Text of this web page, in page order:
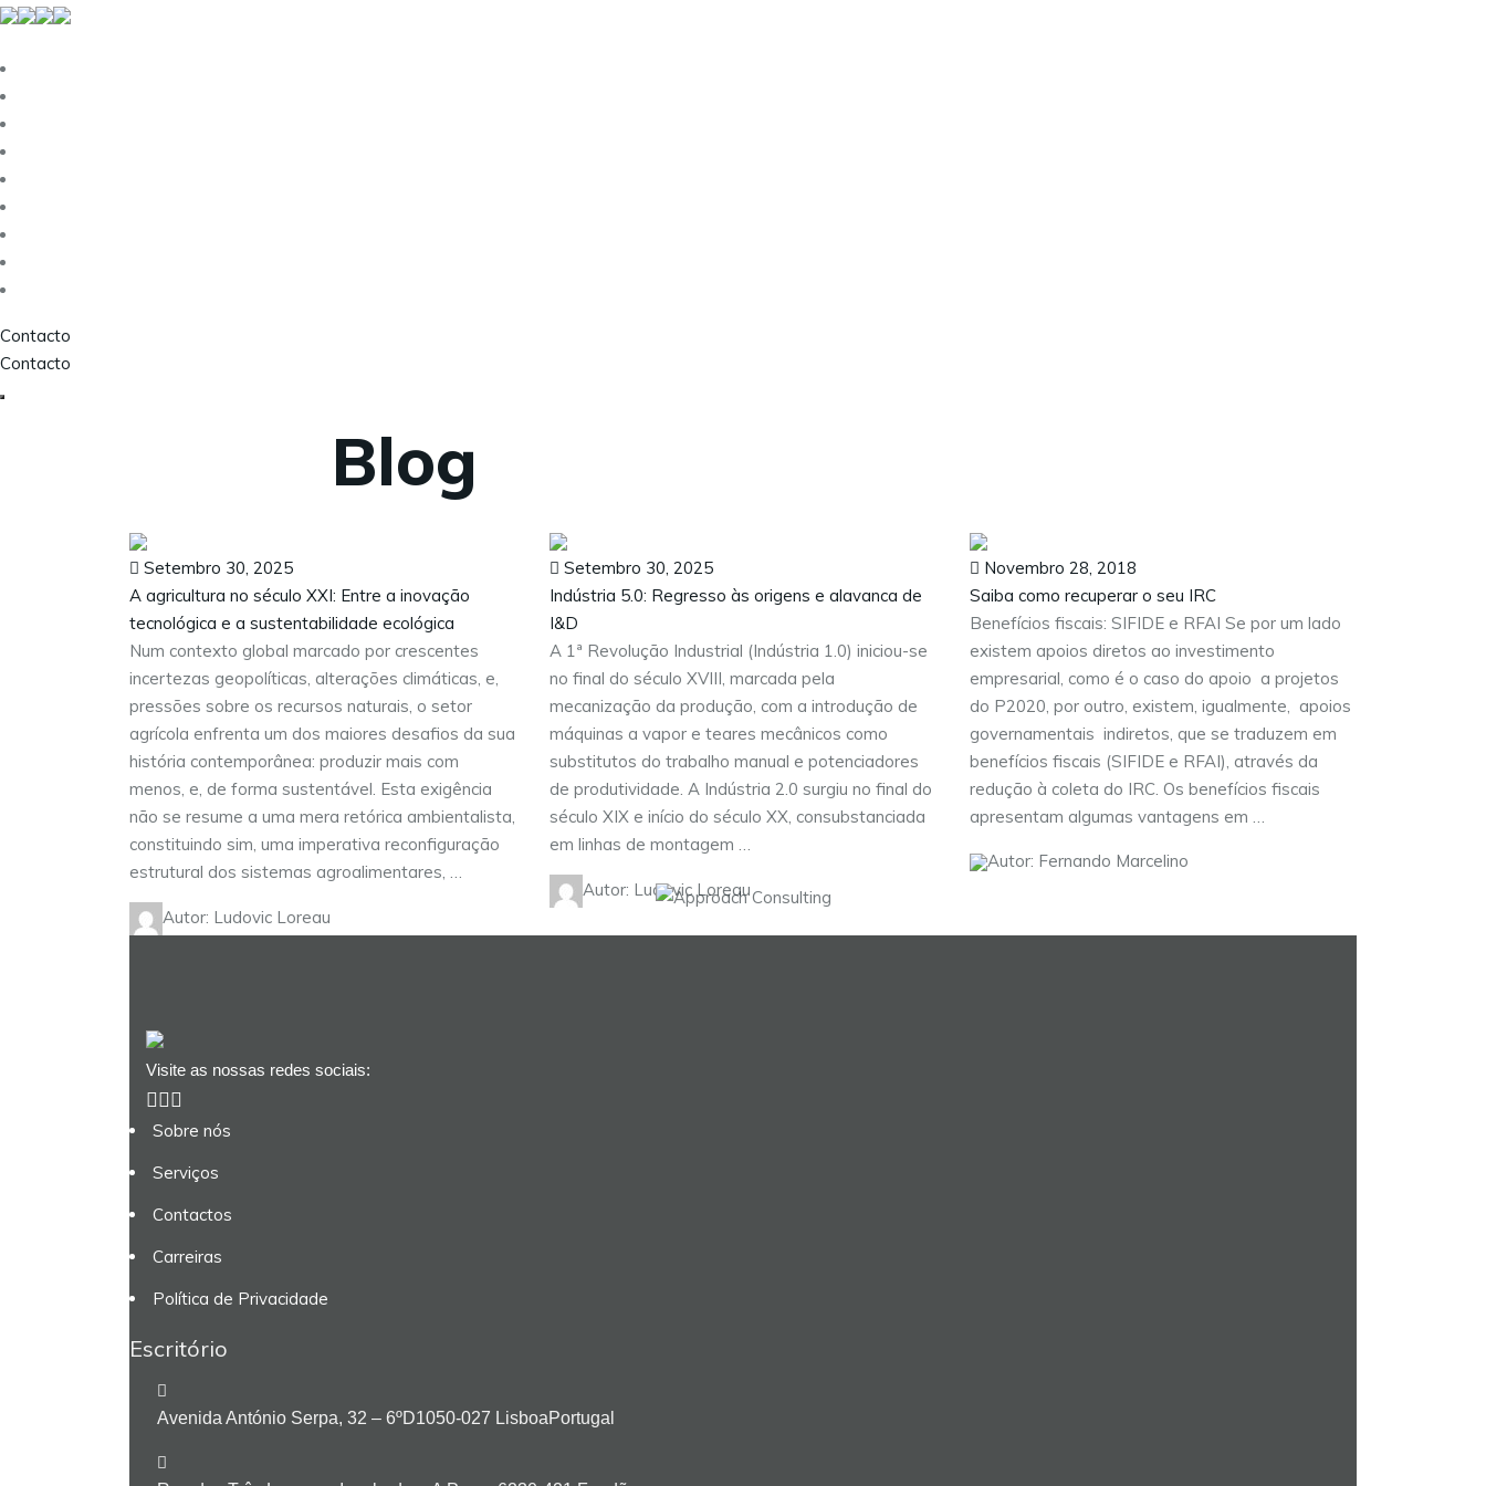
Contacto
Contacto
Blog
Setembro 30, 2025
A agricultura no século XXI: Entre a inovação
tecnológica e a sustentabilidade ecológica
Num contexto global marcado por crescentes
incertezas geopolíticas, alterações climáticas, e,
pressões sobre os recursos naturais, o setor
agrícola enfrenta um dos maiores desafios da sua
história contemporânea: produzir mais com
menos, e, de forma sustentável. Esta exigência
não se resume a uma mera retórica ambientalista,
constituindo sim, uma imperativa reconfiguração
estrutural dos sistemas agroalimentares, …
Autor: Ludovic Loreau
Setembro 30, 2025
Indústria 5.0: Regresso às origens e alavanca de
I&D
A 1ª Revolução Industrial (Indústria 1.0) iniciou-se
no final do século XVIII, marcada pela
mecanização da produção, com a introdução de
máquinas a vapor e teares mecânicos como
substitutos do trabalho manual e potenciadores
de produtividade. A Indústria 2.0 surgiu no final do
século XIX e início do século XX, consubstanciada
em linhas de montagem …
Autor: Ludovic Loreau
Novembro 28, 2018
Saiba como recuperar o seu IRC
Benefícios fiscais: SIFIDE e RFAI Se por um lado
existem apoios diretos ao investimento
empresarial, como é o caso do apoio a projetos
do P2020, por outro, existem, igualmente, apoios
governamentais indiretos, que se traduzem em
benefícios fiscais (SIFIDE e RFAI), através da
redução à coleta do IRC. Os benefícios fiscais
apresentam algumas vantagens em …
Autor: Fernando Marcelino
Visite as nossas redes sociais:
Sobre nós
Serviços
Contactos
Carreiras
Política de Privacidade
Escritório
Avenida António Serpa, 32 – 6ºD1050-027 LisboaPortugal